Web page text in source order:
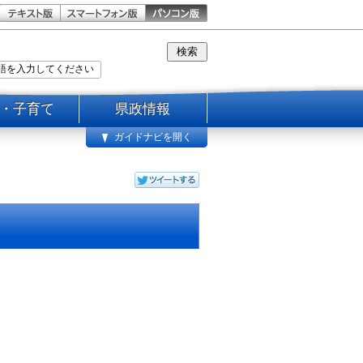
子育て 県政情報
ガイドナビを開く